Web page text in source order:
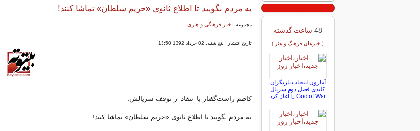
به مردم بگویید تا اطلاع ثانوی «حریم سلطان» تماشا کنند!
مجموعه: اخبار فرهنگی و هنری
تاریخ انتشار : پنج شنبه, 02 خرداد 1392 13:50
کاظم راست‌گفتار با انتقاد از توقف سریالش:
به مردم بگویید تا اطلاع ثانوی «حریم سلطان» تماشا کنند!
48 ساعت گذشته
( خبرهای فرهنگ و هنر )
آمازون انتخاب بازیگران
کلیدی فصل دوم سریال
God of War را آغاز کرد